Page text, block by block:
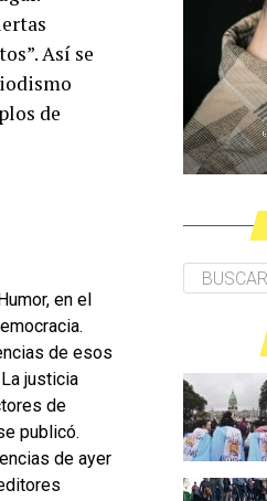
Así se
de
en el
de esos
justicia
de
publicó.
de ayer